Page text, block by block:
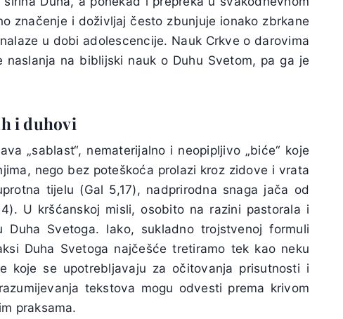
značenje i doživljaj često zbunjuje ionako zbrkane
u dobi adolescencije. Nauk Crkve o darovima
na biblijski nauk o Duhu Svetom, pa ga je
i duhovi
„sablast“, nematerijalno i neopipljivo „biće“ koje
nego bez poteškoća prolazi kroz zidove i vrata
tijelu (Gal 5,17), nadprirodna snaga jača od
U kršćanskoj misli, osobito na razini pastorala i
Svetoga. Iako, sukladno trojstvenoj formuli
Duha Svetoga najčešće tretiramo tek kao neku
koje se upotrebljavaju za očitovanja prisutnosti i
tekstova mogu odvesti prema krivom
praksama.